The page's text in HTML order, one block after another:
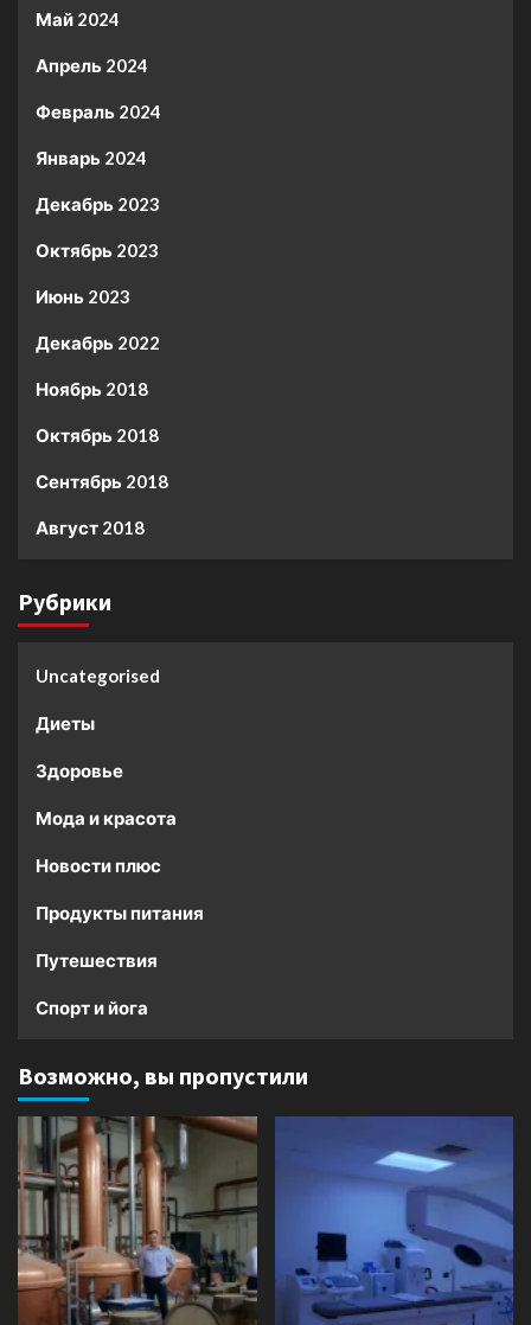
Май 2024
Апрель 2024
Февраль 2024
Январь 2024
Декабрь 2023
Октябрь 2023
Июнь 2023
Декабрь 2022
Ноябрь 2018
Октябрь 2018
Сентябрь 2018
Август 2018
Рубрики
Uncategorised
Диеты
Здоровье
Мода и красота
Новости плюс
Продукты питания
Путешествия
Спорт и йога
Возможно, вы пропустили